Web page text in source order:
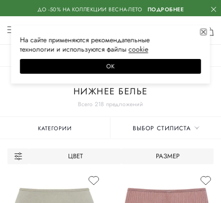
ДО -50% НА КОЛЛЕКЦИИ ВЕСНА-ЛЕТО ПОДРОБНЕЕ
Всего 218 предложений
НИЖНЕЕ БЕЛЬЕ
КАТЕГОРИИ ВЫБОР СТИЛИСТА
ЦВЕТ РАЗМЕР
На сайте применяются рекомендательные
технологии и используются файлысооkiе
ОК